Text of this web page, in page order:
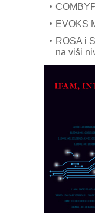
EVOKS
ROSA i
na viši
MAREX
partner
CTO -
obradu!
Razvoj
PLC
AUKOM: